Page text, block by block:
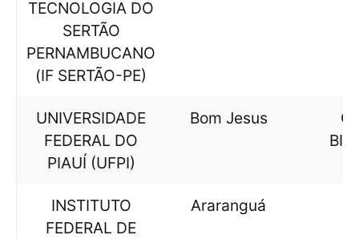
TECNOLOGIA DO
SERTÃO
PERNAMBUCANO
(IF SERTÃO-PE)
UNIVERSIDADE
FEDERAL DO
PIAUÍ (UFPI)
Bom Jesus
INSTITUTO
FEDERAL DE
Araranguá